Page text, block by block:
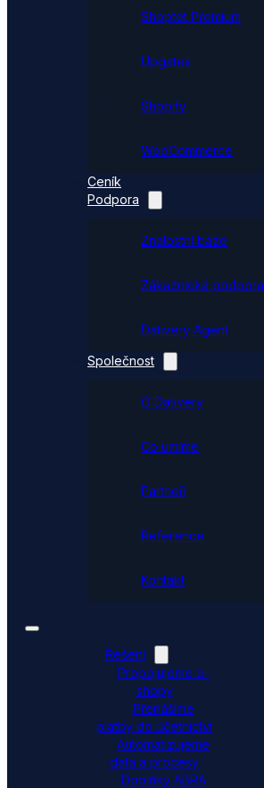
Shoptet Premium
Upgates
Shopify
WooCommerce
Ceník
Podpora
Znalostní báze
Zákaznická podpora
Dativery Agent
Společnost
O Dativery
Co umíme
Partneři
Reference
Kontakt
Řešení
Propojujeme e-
shopy
Přenášíme
platby do účetnictví
Automatizujeme
data a procesy
Doplňky ABRA